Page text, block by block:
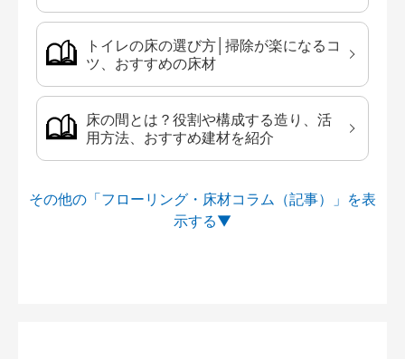
トイレの床の選び方│掃除が楽になるコ
ツ、おすすめの床材
床の間とは？役割や構成する造り、活
用方法、おすすめ建材を紹介
その他の「フローリング・床材コラム（記事）」を